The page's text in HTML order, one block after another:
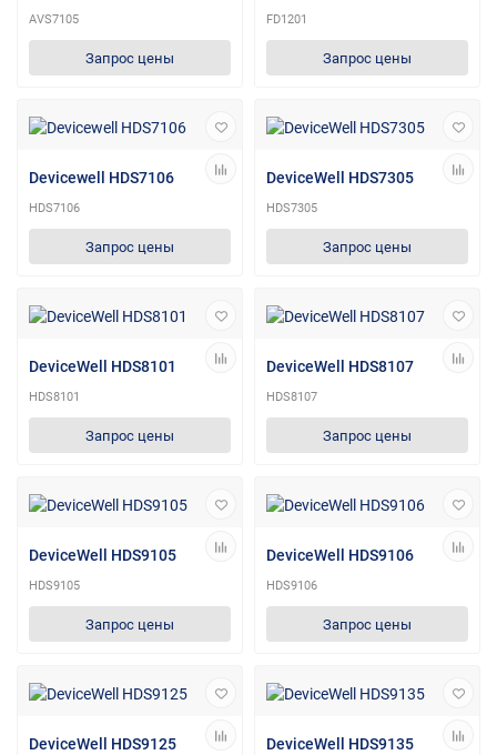
AVS7105
Запрос цены
FD1201
Запрос цены
Devicewell HDS7106
HDS7106
Запрос цены
DeviceWell HDS7305
HDS7305
Запрос цены
DeviceWell HDS8101
HDS8101
Запрос цены
DeviceWell HDS8107
HDS8107
Запрос цены
DeviceWell HDS9105
HDS9105
Запрос цены
DeviceWell HDS9106
HDS9106
Запрос цены
DeviceWell HDS9125 DeviceWell HDS9135